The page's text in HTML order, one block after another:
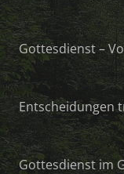
Gottesdienst –
Entscheidungen
Gottesdienst im